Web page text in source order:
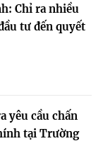
Chỉ ra nhiều
tư đến quyết
yêu cầu chấn
tại Trường